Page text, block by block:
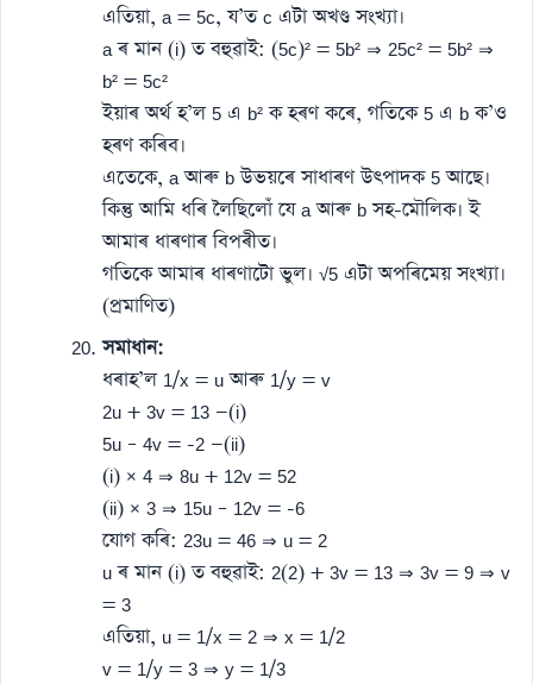
এতিয়া, a = 5c, য’ত c এটা অখণ্ড সংখ্যা।
a ৰ মান (i) ত বহুৱাই: (5c)² = 5b² ⇒ 25c² = 5b² ⇒
b² = 5c²
ইয়াৰ অৰ্থ হ’ল 5 এ b² ক হৰণ কৰে, গতিকে 5 এ b ক’ও
হৰণ কৰিব।
এতেকে, a আৰু b উভয়ৰে সাধাৰণ উৎপাদক 5 আছে।
কিন্তু আমি ধৰি লৈছিলোঁ যে a আৰু b সহ-মৌলিক। ই
আমাৰ ধাৰণাৰ বিপৰীত।
গতিকে আমাৰ ধাৰণাটো ভুল। √5 এটা অপৰিমেয় সংখ্যা।
(প্ৰমাণিত)
সমাধান:
ধৰাহ’ল 1/x = u আৰু 1/y = v
2u + 3v = 13 —(i)
5u – 4v = -2 —(ii)
(i) × 4 ⇒ 8u + 12v = 52
(ii) × 3 ⇒ 15u – 12v = -6
যোগ কৰি: 23u = 46 ⇒ u = 2
u ৰ মান (i) ত বহুৱাই: 2(2) + 3v = 13 ⇒ 3v = 9 ⇒ v
= 3
এতিয়া, u = 1/x = 2 ⇒ x = 1/2
v = 1/y = 3 ⇒ y = 1/3